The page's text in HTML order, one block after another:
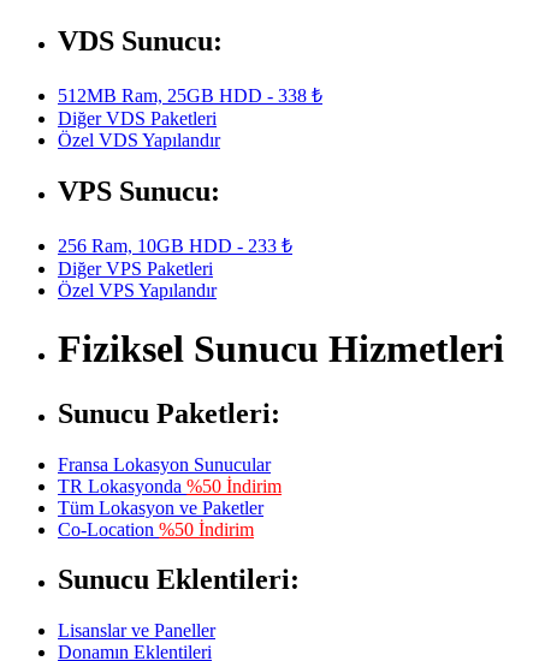
VDS Sunucu:
512MB Ram, 25GB HDD - 338 ₺
Diğer VDS Paketleri
Özel VDS Yapılandır
VPS Sunucu:
256 Ram, 10GB HDD - 233 ₺
Diğer VPS Paketleri
Özel VPS Yapılandır
Fiziksel Sunucu Hizmetleri
Sunucu Paketleri:
Fransa Lokasyon Sunucular
TR Lokasyonda %50 İndirim
Tüm Lokasyon ve Paketler
Co-Location %50 İndirim
Sunucu Eklentileri:
Lisanslar ve Paneller
Donamın Eklentileri